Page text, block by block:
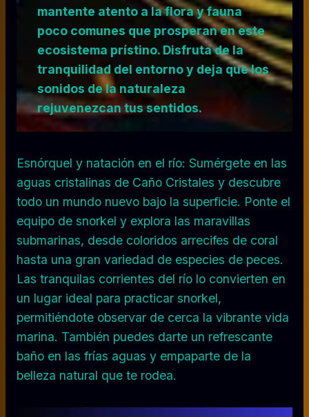
mantente atento a la flora y fauna
poco comunes que prosperan en este
ecosistema prístino. Disfruta de la
tranquilidad del entorno y deja que los
sonidos de la naturaleza
rejuvenezcan tus sentidos.
Esnórquel y natación en el río: Sumérgete en las
aguas cristalinas de Caño Cristales y descubre
todo un mundo nuevo bajo la superficie. Ponte el
equipo de snorkel y explora las maravillas
submarinas, desde coloridos arrecifes de coral
hasta una gran variedad de especies de peces.
Las tranquilas corrientes del río lo convierten en
un lugar ideal para practicar snorkel,
permitiéndote observar de cerca la vibrante vida
marina. También puedes darte un refrescante
baño en las frías aguas y empaparte de la
belleza natural que te rodea.